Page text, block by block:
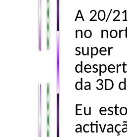
A 20/
no
super
da 3D
Eu